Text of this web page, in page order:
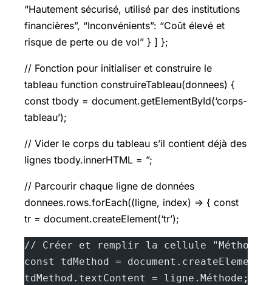
“Hautement sécurisé, utilisé par des institutions
financières”, “Inconvénients”: “Coût élevé et
risque de perte ou de vol” } ] };
// Fonction pour initialiser et construire le
tableau function construireTableau(donnees) {
const tbody = document.getElementById(‘corps-
tableau’);
// Vider le corps du tableau s’il contient déjà des
lignes tbody.innerHTML = ”;
// Parcourir chaque ligne de données
donnees.rows.forEach((ligne, index) => { const
tr = document.createElement(‘tr’);
// Créer et remplir la cellule "Méthode"
const tdMethod =
tdMethod.textContent = ligne.Méthode;